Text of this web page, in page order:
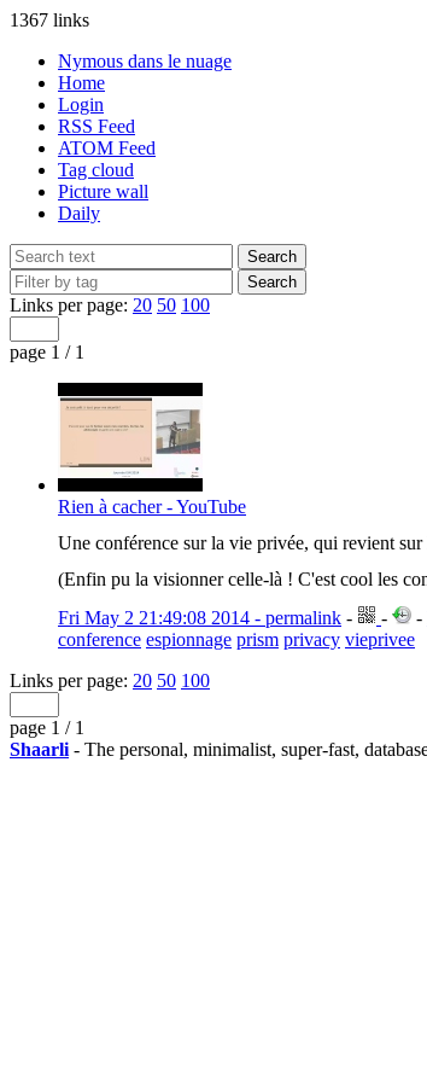
1367 links
Nymous dans le nuage
Home
Login
RSS Feed
ATOM Feed
Tag cloud
Picture wall
Daily
Links per page: 20 50 100
page 1 / 1
Rien à cacher - YouTube
Une conférence sur la vie privée, qui revient
(Enfin pu la visionner celle-là ! C'est cool les
Fri May 2 21:49:08 2014 - permalink - - -
conference espionnage prism privacy vieprivee
Links per page: 20 50 100
page 1 / 1
Shaarli - The personal, minimalist, super-fast,